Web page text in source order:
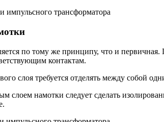
по тому же принципу, что и
контактам.
слоя требуется отделять между собой
намотки следует сделать